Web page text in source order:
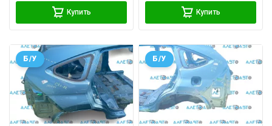
Купить Купить
Б/У Б/У